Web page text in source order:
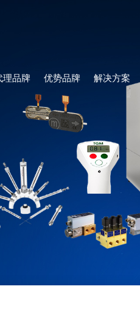
理品牌 优势品牌 解决方案